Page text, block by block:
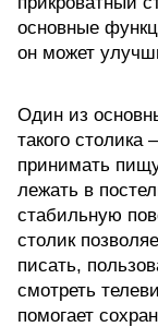
основные
он может
Один из
такого столика
принимать
лежать в
стабильную
столик
писать,
смотреть
помогает